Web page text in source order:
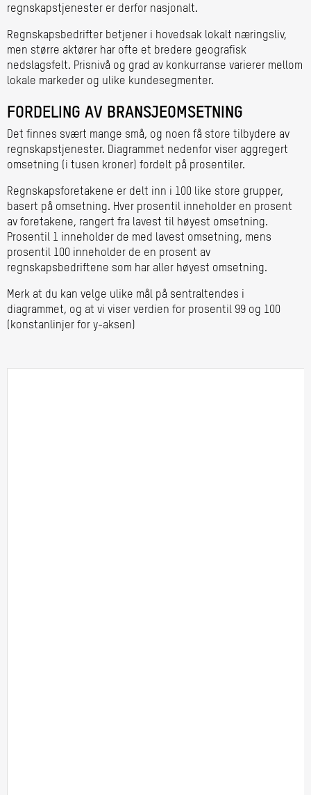
regnskapstjenester er derfor nasjonalt.
Regnskapsbedrifter betjener i hovedsak lokalt næringsliv,
men større aktører har ofte et bredere geografisk
nedslagsfelt. Prisnivå og grad av konkurranse varierer mellom
lokale markeder og ulike kundesegmenter.
FORDELING AV BRANSJEOMSETNING
Det finnes svært mange små, og noen få store tilbydere av
regnskapstjenester. Diagrammet nedenfor viser aggregert
omsetning (i tusen kroner) fordelt på prosentiler.
Regnskapsforetakene er delt inn i 100 like store grupper,
basert på omsetning. Hver prosentil inneholder en prosent
av foretakene, rangert fra lavest til høyest omsetning.
Prosentil 1 inneholder de med lavest omsetning, mens
prosentil 100 inneholder de en prosent av
regnskapsbedriftene som har aller høyest omsetning.
Merk at du kan velge ulike mål på sentraltendes i
diagrammet, og at vi viser verdien for prosentil 99 og 100
(konstanlinjer for y-aksen)